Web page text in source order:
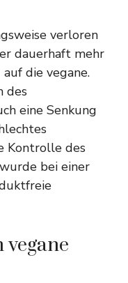
verloren
dauerhaft mehr
die vegane.
des
eine Senkung
Kontrolle des
bei einer
vegane